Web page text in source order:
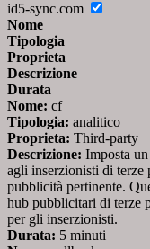
id5-sync.com
Nome
Tipologia
Proprieta
Descrizione
Durata
Nome: cf
Tipologia: analitico
Proprieta: Third-party
Descrizione: Imposta
agli inserzionisti di
pubblicità pertinente.
hub pubblicitari di terze
per gli inserzionisti.
Durata: 5 minuti